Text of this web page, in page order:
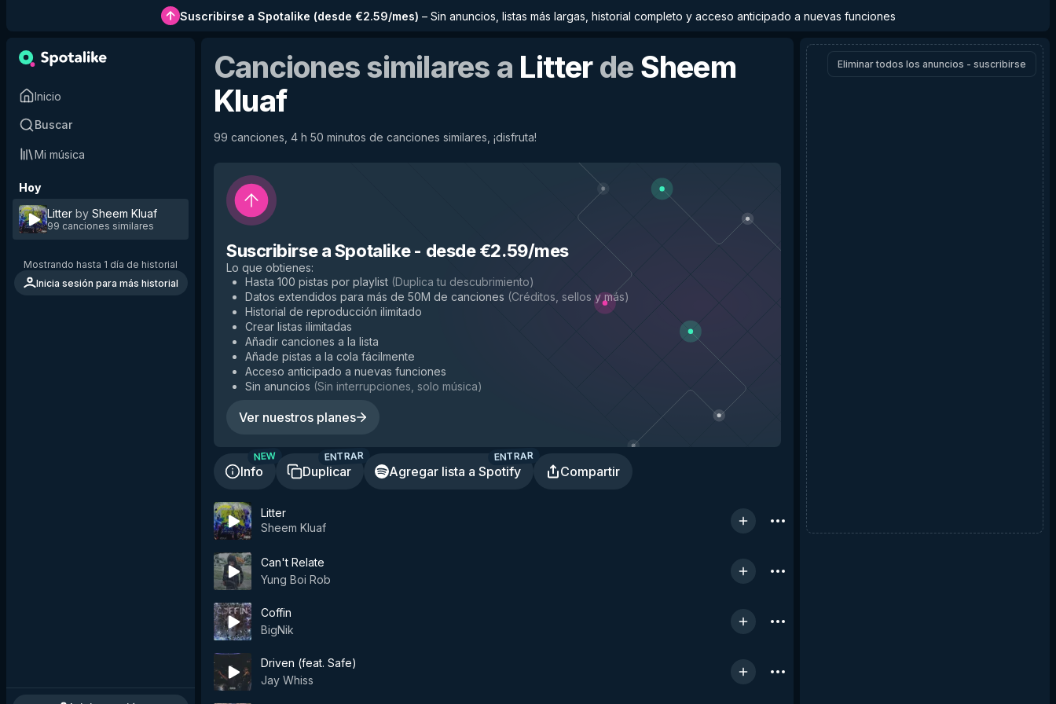
Suscribirse a Spotalike (desde €2.59/mes) – Sin anuncios, listas más largas, historial completo y acceso anticipado a nuevas funciones
Inicio
Buscar
Mi música
Hoy
Litter by Sheem Kluaf
99 canciones similares
Mostrando hasta 1 día de historial
Inicia sesión para más historial
Canciones similares a Litterde Sheem
Kluaf
99 canciones, 4 h 50 minutos de canciones similares, ¡disfruta!
Suscribirse a Spotalike- desde €2.59/mes
Lo que obtienes:
Hasta 100 pistas por playlist (Duplica tu descubrimiento)
Datos extendidos para más de 50M de canciones (Créditos, sellos y más)
Historial de reproducción ilimitado
Crear listas ilimitadas
Añadir canciones a la lista
Añade pistas a la cola fácilmente
Acceso anticipado a nuevas funciones
Sin anuncios (Sin interrupciones, solo música)
Ver nuestros planes
Info
NEW
Duplicar
ENTRAR
Agregar lista a Spotify
ENTRAR
Compartir
Litter
Sheem Kluaf
Can't Relate
Yung Boi Rob
Coffin
BigNik
Driven (feat. Safe)
Jay Whiss
Eliminar todos los anuncios - suscribirse